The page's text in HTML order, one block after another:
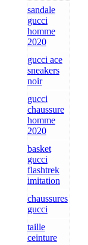
sandale
gucci
homme
2020
gucci ace
sneakers
noir
gucci
chaussure
homme
2020
basket
gucci
flashtrek
imitation
chaussures
gucci
taille
ceinture